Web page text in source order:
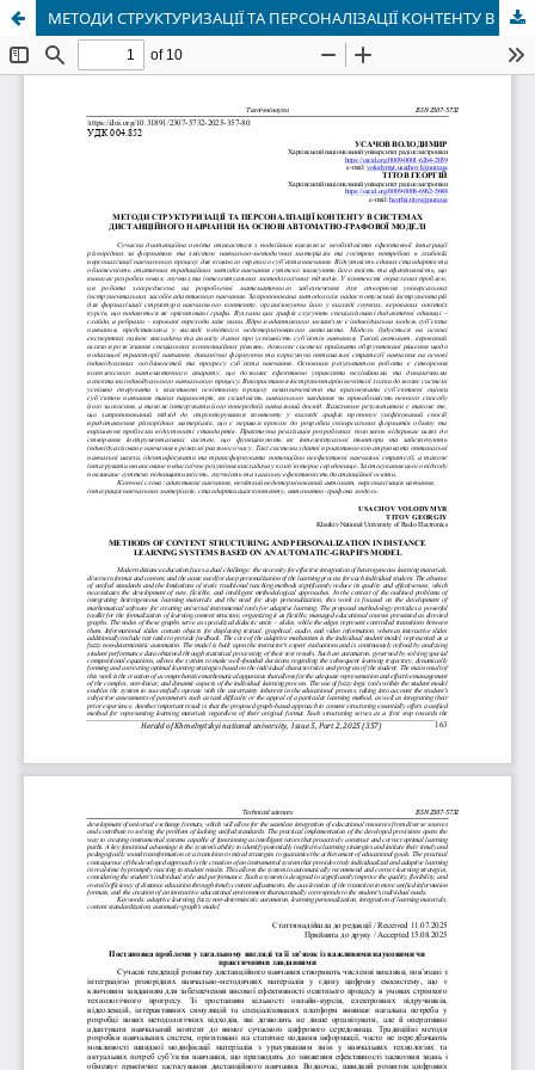
МЕТОДИ СТРУКТУРИЗАЦІЇ ТА ПЕРСОНАЛІЗАЦІЇ КОНТЕНТУ В СИСТЕМАХ ДИСТАНЦІЙНОГО НАВЧАННЯ НА ОСНОВІ АВТОМАТНО-ГРАФОВОЇ МОДЕЛІ